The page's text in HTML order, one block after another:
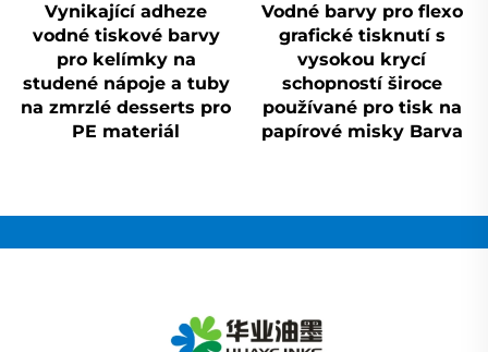
Vynikající adheze
vodné tiskové barvy
pro kelímky na
studené nápoje a tuby
na zmrzlé desserts pro
PE materiál
Vodné barvy pro flexo
grafické tisknutí s
vysokou krycí
schopností široce
používané pro tisk na
papírové misky Barva